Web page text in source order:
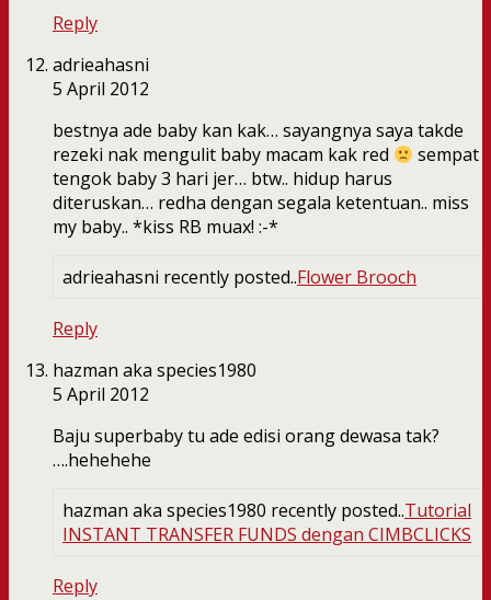
Reply
adrieahasni
5 April 2012
bestnya ade baby kan kak… sayangnya saya takde
rezeki nak mengulit baby macam kak red
sempat
tengok baby 3 hari jer… btw.. hidup harus
diteruskan… redha dengan segala ketentuan.. miss
my baby.. *kiss RB muax! :-*
adrieahasni recently posted..Flower Brooch
Reply
hazman aka species1980
5 April 2012
Baju superbaby tu ade edisi orang dewasa tak?
….hehehehe
hazman aka species1980 recently posted..Tutorial
INSTANT TRANSFER FUNDS dengan CIMBCLICKS
Reply